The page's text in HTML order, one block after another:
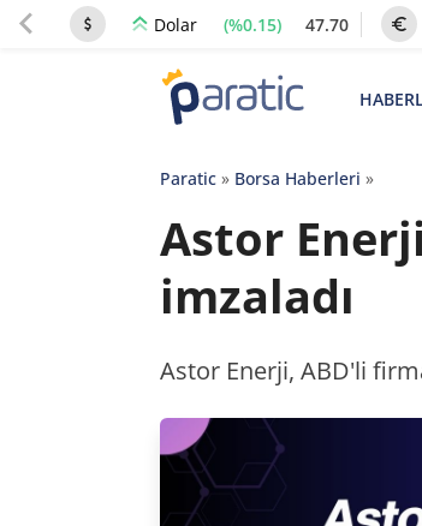
Dolar (%0.15) 47.70
Paratic» Borsa Haberleri »
Astor
imzaladı
Astor Enerji, ABD'li